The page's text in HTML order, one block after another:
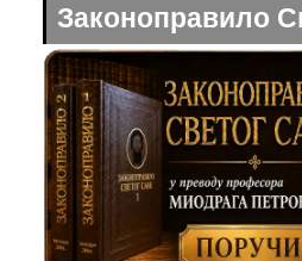
Законоправило